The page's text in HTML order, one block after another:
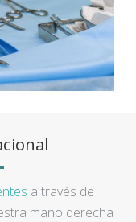
a través de
mano derecha